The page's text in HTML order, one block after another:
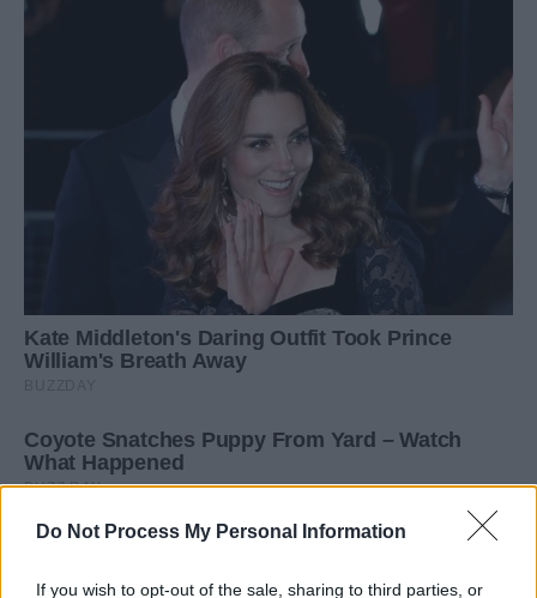
Do Not Process My Personal Information
If you wish to opt-out of the sale, sharing to third parties, or